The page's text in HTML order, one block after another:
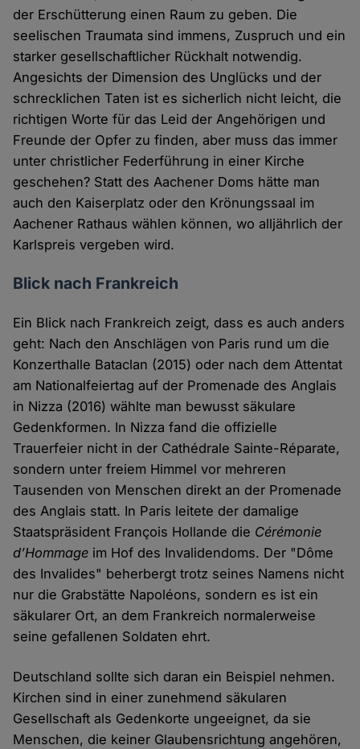
der Erschütterung einen Raum zu geben. Die
seelischen Traumata sind immens, Zuspruch und ein
starker gesellschaftlicher Rückhalt notwendig.
Angesichts der Dimension des Unglücks und der
schrecklichen Taten ist es sicherlich nicht leicht, die
richtigen Worte für das Leid der Angehörigen und
Freunde der Opfer zu finden, aber muss das immer
unter christlicher Federführung in einer Kirche
geschehen? Statt des Aachener Doms hätte man
auch den Kaiserplatz oder den Krönungssaal im
Aachener Rathaus wählen können, wo alljährlich der
Karlspreis vergeben wird.
Blick nach Frankreich
Ein Blick nach Frankreich zeigt, dass es auch anders
geht: Nach den Anschlägen von Paris rund um die
Konzerthalle Bataclan (2015) oder nach dem Attentat
am Nationalfeiertag auf der Promenade des Anglais
in Nizza (2016) wählte man bewusst säkulare
Gedenkformen. In Nizza fand die offizielle
Trauerfeier nicht in der Cathédrale Sainte-Réparate,
sondern unter freiem Himmel vor mehreren
Tausenden von Menschen direkt an der Promenade
des Anglais statt. In Paris leitete der damalige
Staatspräsident François Hollande die Cérémonie
d’Hommage im Hof des Invalidendoms. Der "Dôme
des Invalides" beherbergt trotz seines Namens nicht
nur die Grabstätte Napoléons, sondern es ist ein
säkularer Ort, an dem Frankreich normalerweise
seine gefallenen Soldaten ehrt.
Deutschland sollte sich daran ein Beispiel nehmen.
Kirchen sind in einer zunehmend säkularen
Gesellschaft als Gedenkorte ungeeignet, da sie
Menschen, die keiner Glaubensrichtung angehören,